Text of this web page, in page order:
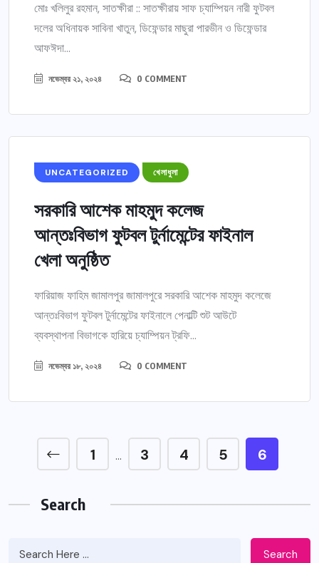
মোঃ খলিলুর রহমান, সাতক্ষীরা :: সাতক্ষীরায় সাফ চ্যাম্পিয়ন নারী ফুটবল
দলের অধিনায়ক সাবিনা খাতুন, ডিফেন্ডার মাছুরা পারভীন ও ডিফেন্ডার
আফঈদা...
নভেম্বর ২১, ২০২৪ 0 COMMENT
UNCATEGORIZED খেলাধুলা
সরকারি আশেক মাহমুদ কলেজ
আন্তঃবিভাগ ফুটবল টুর্নামেন্টের ফাইনাল
খেলা অনুষ্ঠিত
ফারিয়াজ ফাহিম জামালপুর জামালপুরে সরকারি আশেক মাহমুদ কলেজে
আন্তঃবিভাগ ফুটবল টুর্নামেন্টের ফাইনালে পেনাল্টি শুট আউটে
ব্যবস্থাপনা বিভাগকে হারিয়ে চ্যাম্পিয়ন ট্রফি...
নভেম্বর ১৮, ২০২৪ 0 COMMENT
1 … 3 4 5 6
Search
Search